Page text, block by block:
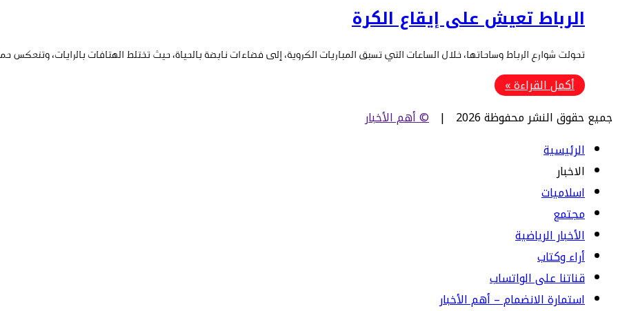
الرباط تعيش على إيقاع الكرة
تحولت شوارع الرباط وساحاتها، خلال الساعات التي تسبق المباريات الكروية، إلى فضاءات نابضة بالحياة، حيث تختلط الهتافات بالرايات، وتنعكس
أكمل القراءة »
جميع حقوق النشر محفوظة 2026 |
© أهم الأخبار
الرئيسية
الاخبار
اسلاميات
مجتمع
الأخبار الرياضية
أراء وكتاب
قناتنا على الواتساب
استمارة الانضمام – أهم الأخبار